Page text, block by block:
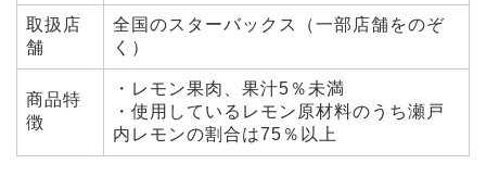
取扱店
舗
全国のスターバックス（一部店舗をのぞ
く）
商品特
徴
・レモン果肉、果汁5％未満
・使用しているレモン原材料のうち瀬戸
内レモンの割合は75％以上